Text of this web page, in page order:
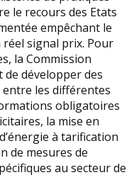
le recours des Etats
empêchant le
réel signal prix. Pour
la Commission
développer des
les différentes
obligatoires
la mise en
à tarification
de mesures de
au secteur de